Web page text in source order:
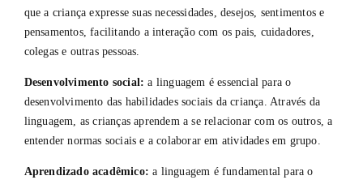
que a criança expresse suas necessidades, desejos, sentimentos e
pensamentos, facilitando a interação com os pais, cuidadores,
colegas e outras pessoas.
Desenvolvimento social: a linguagem é essencial para o
desenvolvimento das habilidades sociais da criança. Através da
linguagem, as crianças aprendem a se relacionar com os outros, a
entender normas sociais e a colaborar em atividades em grupo.
Aprendizado acadêmico: a linguagem é fundamental para o